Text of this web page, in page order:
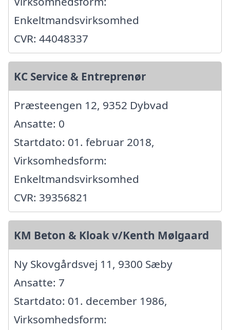
Enkeltmandsvirksomhed
CVR: 44048337
KC Service & Entreprenør
Præsteengen 12, 9352 Dybvad
Ansatte: 0
Startdato: 01. februar 2018,
Virksomhedsform:
Enkeltmandsvirksomhed
CVR: 39356821
KM Beton & Kloak v/Kenth Mølgaard
Ny Skovgårdsvej 11, 9300 Sæby
Ansatte: 7
Startdato: 01. december 1986,
Virksomhedsform: